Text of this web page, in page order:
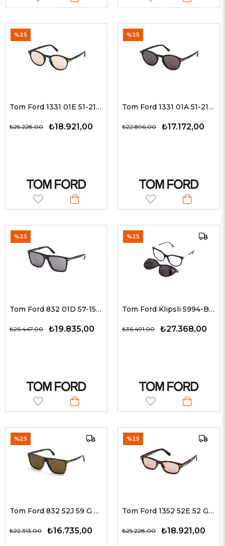
Tom Ford 1331 01E 51-21 G Güneş Gözlüğü
₺18.921,00
₺25.228,00
%25
Tom Ford 1331 01A 51-21 G Güneş Gözlüğü
₺17.172,00
₺22.896,00
%25
Tom Ford 832 01D 57-15 G Güneş Gözlüğü
₺19.835,00
₺26.447,00
%25
Tom Ford Klipsli 5994-B 001 56 G Klipsli Güneş Gözlüğü
₺27.368,00
₺36.491,00
%25
Tom Ford 832 52J 59 G Güneş Gözlüğü
₺16.735,00
₺22.313,00
%25
Tom Ford 1352 52E 52 G Güneş Gözlüğü
₺18.921,00
₺25.228,00
%25